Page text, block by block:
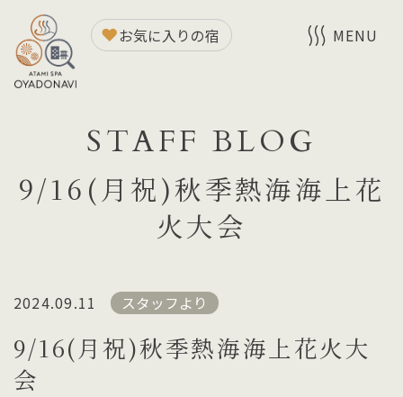
STAFF BLOG
9/16(月祝)秋季熱海海上花
火大会
お気に入りの宿 MENU
2024.09.11 スタッフより
9/16(月祝)秋季熱海海上花火大
会